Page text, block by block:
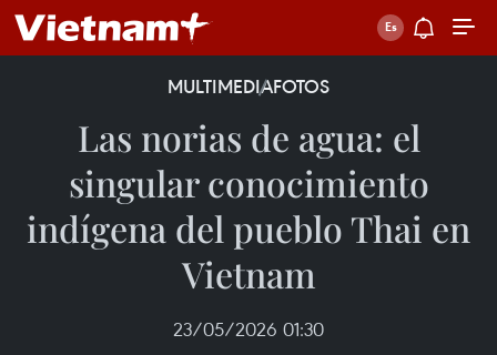
MULTIMEDIAFOTOS
Las norias de agua: el
singular conocimiento
indígena del pueblo Thai en
Vietnam
23/05/2026 01:30